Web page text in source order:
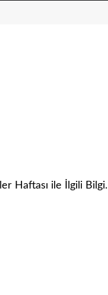
Haftası ile İlgili Bilgi.